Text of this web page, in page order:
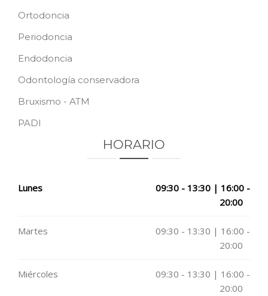
Ortodoncia
Periodoncia
Endodoncia
Odontología conservadora
Bruxismo - ATM
PADI
HORARIO
Lunes
09:30 - 13:30 | 16:00 -
20:00
Martes
09:30 - 13:30 | 16:00 -
20:00
Miércoles
09:30 - 13:30 | 16:00 -
20:00